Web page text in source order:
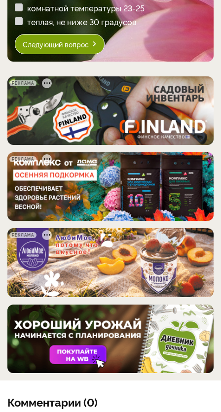
комнатной температуры 23-25
теплая, не ниже 30 градусов
Следующий вопрос
РЕКЛАМА
РЕКЛАМА
РЕКЛАМА
Комментарии (0)